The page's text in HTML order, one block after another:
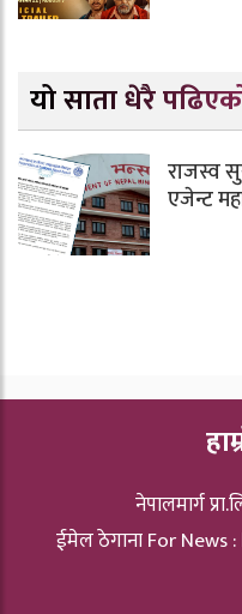
यो साता धेरै
राजस्व
एजेन्ट
नेपालमार्ग
ईमेल ठेगाना For News :